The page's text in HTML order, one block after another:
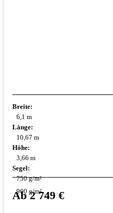
Breite:
6,1 m
Länge:
10,67 m
Höhe:
3,66 m
Segel:
750 g/m²
900 g/m²
Ab2 749 €